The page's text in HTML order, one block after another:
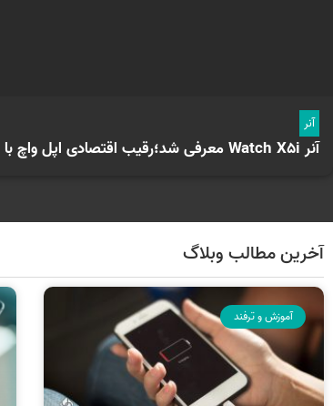
آنر
آنر Watch X5i معرفی شد؛رقیب اقتصادی اپل‌ واچ با قیمت ۳۳ دلار و شارژدهی۳ هفته‌ای
آخرین مطالب وبلاگ
آموزش و ترفند